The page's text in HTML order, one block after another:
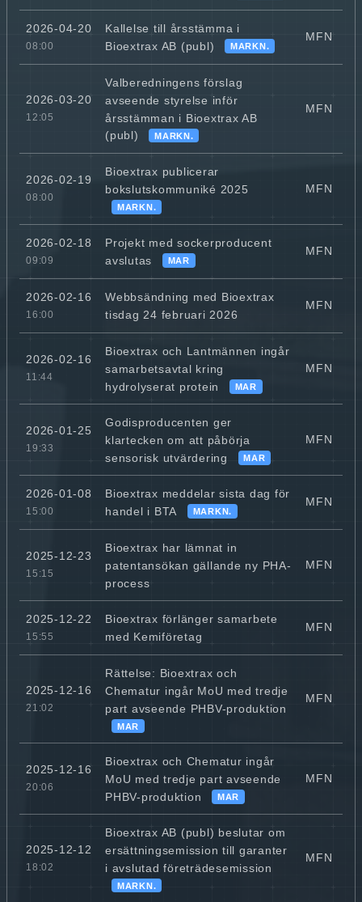
2026-04-20
08:00
Kallelse till årsstämma i
Bioextrax AB (publ)
MARKN.
MFN
2026-03-20
12:05
Valberedningens förslag
avseende styrelse inför
årsstämman i Bioextrax AB
(publ)
MARKN.
MFN
2026-02-19
08:00
Bioextrax publicerar
bokslutskommuniké 2025
MARKN.
MFN
2026-02-18
09:09
Projekt med sockerproducent
avslutas
MAR
MFN
2026-02-16
16:00
Webbsändning med Bioextrax
tisdag 24 februari 2026
MFN
2026-02-16
11:44
Bioextrax och Lantmännen ingår
samarbetsavtal kring
hydrolyserat protein
MAR
MFN
2026-01-25
19:33
Godisproducenten ger
klartecken om att påbörja
sensorisk utvärdering
MAR
MFN
2026-01-08
15:00
Bioextrax meddelar sista dag för
handel i BTA
MARKN.
MFN
2025-12-23
15:15
Bioextrax har lämnat in
patentansökan gällande ny PHA-
process
MFN
2025-12-22
15:55
Bioextrax förlänger samarbete
med Kemiföretag
MFN
2025-12-16
21:02
Rättelse: Bioextrax och
Chematur ingår MoU med tredje
part avseende PHBV-produktion
MAR
MFN
2025-12-16
20:06
Bioextrax och Chematur ingår
MoU med tredje part avseende
PHBV-produktion
MAR
MFN
2025-12-12
18:02
Bioextrax AB (publ) beslutar om
ersättningsemission till garanter
i avslutad företrädesemission
MARKN.
MFN